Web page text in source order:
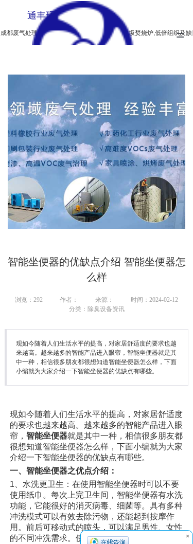
=
通丰环保
成都废气处理设备,生物除臭,垃圾燃烧炉,无烟垃圾焚烧炉,低倍组织及
智能坐便器的优缺点介绍 智能坐便器怎
么样
浏览： 292 作者： 来源：
时间：2024-02-12
分类：除臭设备资讯
现如今随着人们生活水平的提高，对家居舒适度的要求也越
来越高。越来越多的智能产品进入眼帘，智能坐便器就是其
中一种，相信很多朋友都很想知道智能坐便器怎么样，下面
小编就为大家介绍一下智能坐便器的优缺点有哪些。
现如今随着人们生活水平的提高，对家居舒适度
的要求也越来越高。越来越多的智能产品进入眼
帘，智能坐便器就是其中一种，相信很多朋友都
很想知道智能坐便器怎么样，下面小编就为大家
介绍一下智能坐便器的优缺点有哪些。
一、智能坐便器之优点介绍：
1、水洗更卫生：在使用智能坐便器时可以不要
使用纸巾。每次上完卫生间，智能坐便器有水洗
功能，它能很好的消灭病毒、细菌等。具有多种
冲洗模式可以有效去除污物，还能起到按摩作
用。前后可移动式的喷头，可以满足男性、女性
的不同冲洗需求。使用智能座便盖的温水和暖风
×